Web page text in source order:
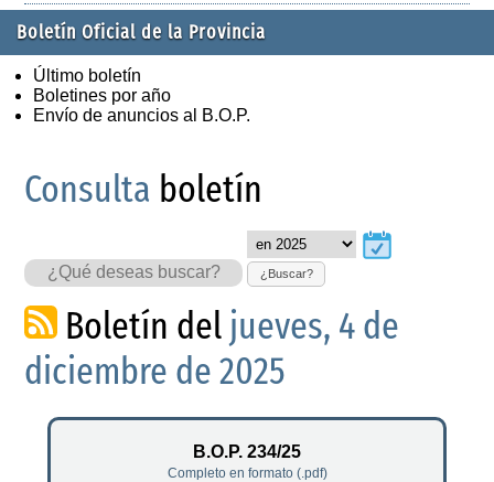
Boletín Oficial de la Provincia
Último boletín
Boletines por año
Envío de anuncios al B.O.P.
Consulta boletín
¿Buscar?
Boletín del jueves, 4 de
diciembre de 2025
B.O.P. 234/25
Completo en formato (.pdf)